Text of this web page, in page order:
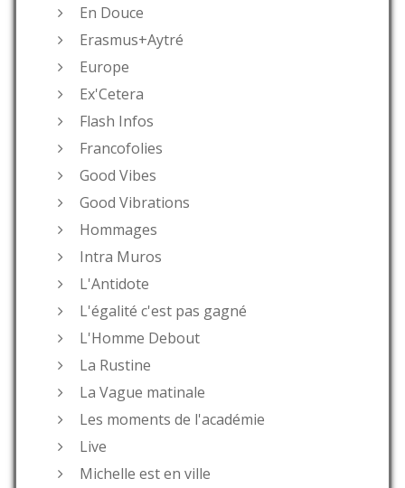
En Douce
Erasmus+Aytré
Europe
Ex'Cetera
Flash Infos
Francofolies
Good Vibes
Good Vibrations
Hommages
Intra Muros
L'Antidote
L'égalité c'est pas gagné
L'Homme Debout
La Rustine
La Vague matinale
Les moments de l'académie
Live
Michelle est en ville